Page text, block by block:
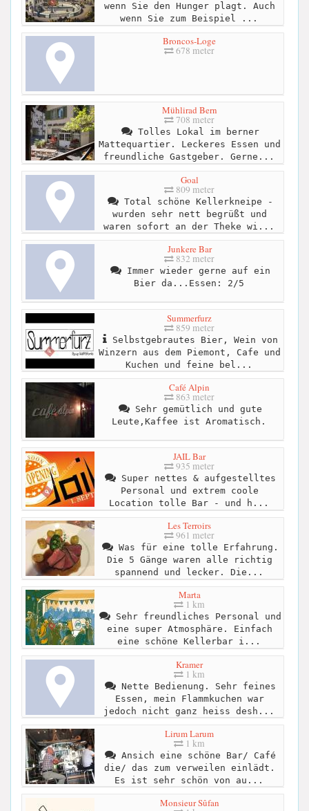
wenn Sie den Hunger plagt. Auch
wenn Sie zum Beispiel ...
Broncos-Loge
678 meter
Mühlirad Bern
708 meter
Tolles Lokal im berner
Mattequartier. Leckeres Essen und
freundliche Gastgeber. Gerne...
Goal
809 meter
Total schöne Kellerkneipe -
wurden sehr nett begrüßt und
waren sofort an der Theke wi...
Junkere Bar
832 meter
Immer wieder gerne auf ein
Bier da...Essen: 2/5
Summerfurz
859 meter
Selbstgebrautes Bier, Wein von
Winzern aus dem Piemont, Cafe und
Kuchen und feine bel...
Café Alpin
863 meter
Sehr gemütlich und gute
Leute,Kaffee ist Aromatisch.
JAIL Bar
935 meter
Super nettes & aufgestelltes
Personal und extrem coole
Location tolle Bar - und h...
Les Terroirs
961 meter
Was für eine tolle Erfahrung.
Die 5 Gänge waren alle richtig
spannend und lecker. Die...
Marta
1 km
Sehr freundliches Personal und
eine super Atmosphäre. Einfach
eine schöne Kellerbar i...
Kramer
1 km
Nette Bedienung. Sehr feines
Essen, mein Flammkuchen war
jedoch nicht ganz heiss desh...
Lirum Larum
1 km
Ansich eine schöne Bar/ Café
die/ das zum verweilen einlädt.
Es ist sehr schön von au...
Monsieur Sûfan